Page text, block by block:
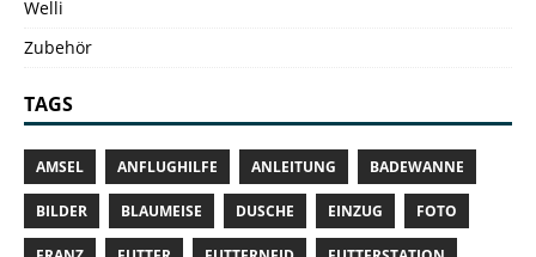
Welli
Zubehör
TAGS
AMSEL ANFLUGHILFE ANLEITUNG BADEWANNE
BILDER BLAUMEISE DUSCHE EINZUG FOTO